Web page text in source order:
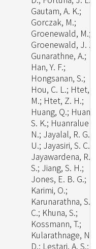
Gautam, A. K.;
Gorczak, M.;
Groenewald, M.;
Groenewald, J.
Gunarathne, A.;
Han, Y. F.;
Hongsanan, S.;
Hou, C. L.; Htet,
M.; Htet, Z. H.;
Huang, Q.;
S. K.; Huanraluek,
N.; Jayalal, R. G.
U.; Jayasiri, S. C.;
Jayawardena, R.
S.; Jiang, S. H.;
Jones, E. B. G.;
Karimi, O.;
Karunarathna, S.
C.; Khuna, S.;
Kossmann, T.;
Kularathnage, N.
D.; Lestari, A. S.;